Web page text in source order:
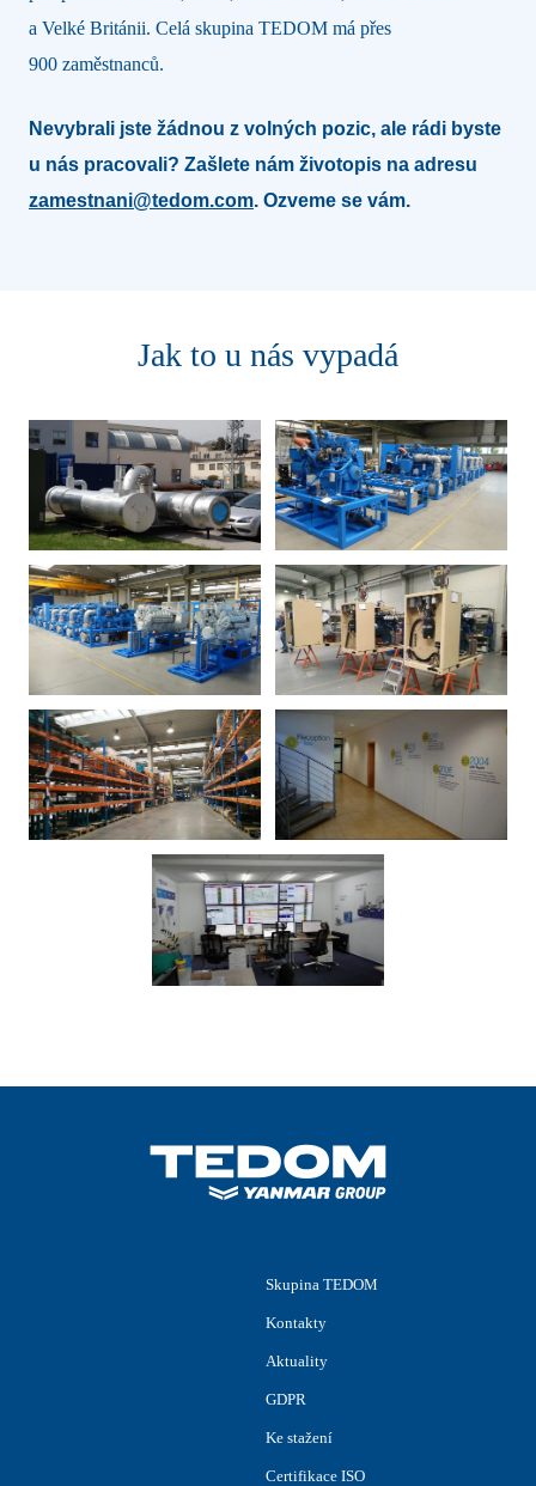
a Velké Británii. Celá skupina TEDOM má přes
900 zaměstnanců.
Nevybrali jste žádnou z volných pozic, ale rádi byste
u nás pracovali? Zašlete nám životopis na adresu
zamestnani@tedom.com. Ozveme se vám.
Jak to u nás vypadá
Skupina TEDOM
Kontakty
Aktuality
GDPR
Ke stažení
Certifikace ISO